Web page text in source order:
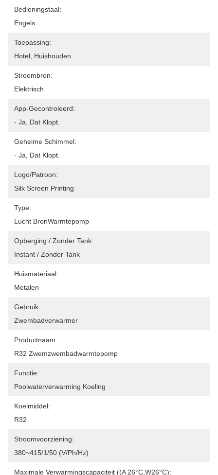
Bedieningstaal:
Engels
Toepassing:
Hotel, Huishouden
Stroombron:
Elektrisch
App-Gecontroleerd:
- Ja, Dat Klopt.
Geheime Schimmel:
- Ja, Dat Klopt.
Logo/patroon:
Silk Screen Printing
Type:
Lucht BronWarmtepomp
Opberging / Zonder Tank:
Instant / Zonder Tank
Huismateriaal:
Metalen
Gebruik:
Zwembadverwarmer
Productnaam:
R32 Zwemzwembadwarmtepomp
Functie:
Poolwaterverwarming Koeling
Koelmiddel:
R32
Stroomvoorziening:
380~415/1/50 (V/Ph/Hz)
Maximale Verwarmingscapaciteit ((A 26°C,W26°C):